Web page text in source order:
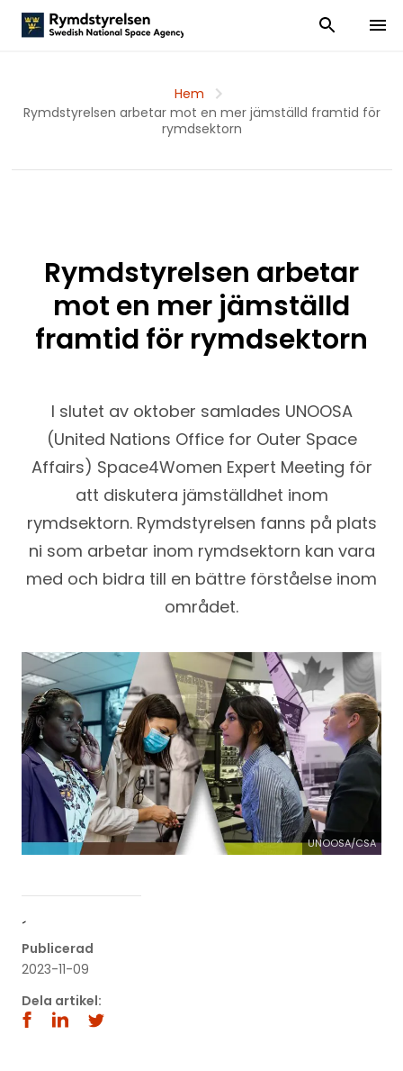
Visa och dölj
Visa
Hem
Rymdstyrelsen arbetar mot en mer jämställd framtid för
rymdsektorn
Rymdstyrelsen arbetar
mot en mer jämställd
framtid för rymdsektorn
I slutet av oktober samlades UNOOSA
(United Nations Office for Outer Space
Affairs) Space4Women Expert Meeting för
att diskutera jämställdhet inom
rymdsektorn. Rymdstyrelsen fanns på plats
ni som arbetar inom rymdsektorn kan vara
med och bidra till en bättre förståelse inom
området.
UNOOSA/CSA
´
Publicerad
2023-11-09
Dela artikel: